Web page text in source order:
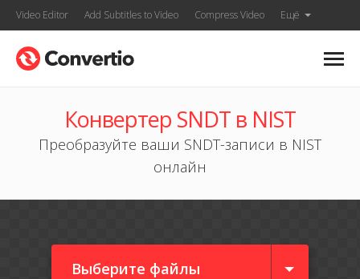
Video Editor Add Subtitles to Video Compress Video Ещё
Конвертер SNDT в NIST
Преобразуйте ваши SNDT-записи в NIST
онлайн
Выберите файлы